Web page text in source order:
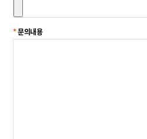
- 파기 방법
파일형태로 저장된 개인정보는 기록을 재생할
문의내용